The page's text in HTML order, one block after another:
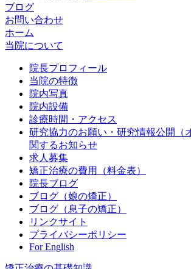
ブログ
お問い合わせ
ホーム
当院について
院長プロフィール
当院の特徴
院内写真
院内設備
診療時間・アクセス
研究協力のお願い・研究情報公開（
関するお知らせ
求人募集
矯正治療の費用（料金表）
院長ブログ
ブログ（娘の矯正）
ブログ（息子の矯正）
リンクサイト
プライバシーポリシー
For English